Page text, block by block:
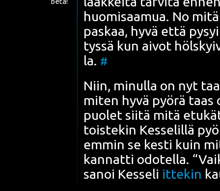
huo­mi­saa­mua. No
pas­kaa, hyvä että
tys­sä kun aivot
la. #
Niin, minul­la on nyt
miten hyvä pyö­rä taas
puo­let sii­tä mitä
tois­te­kin Kes­se­lil­lä
em­min se kes­ti kuin
kan­nat­ti odo­tel­la.
sanoi Kes­se­li itte­kin